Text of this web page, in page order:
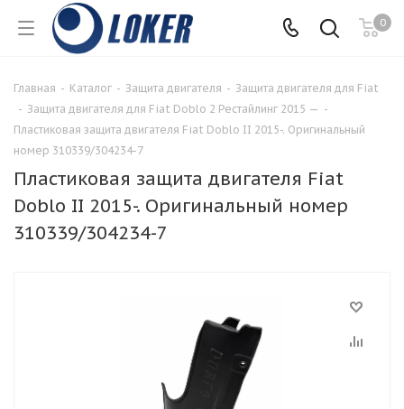
0
Главная - Каталог - Защита двигателя - Защита двигателя для Fiat
- Защита двигателя для Fiat Doblo 2 Рестайлинг 2015 — -
Пластиковая защита двигателя Fiat Doblo II 2015-. Оригинальный
номер 310339/304234-7
Пластиковая защита двигателя Fiat
Doblo II 2015-. Оригинальный номер
310339/304234-7